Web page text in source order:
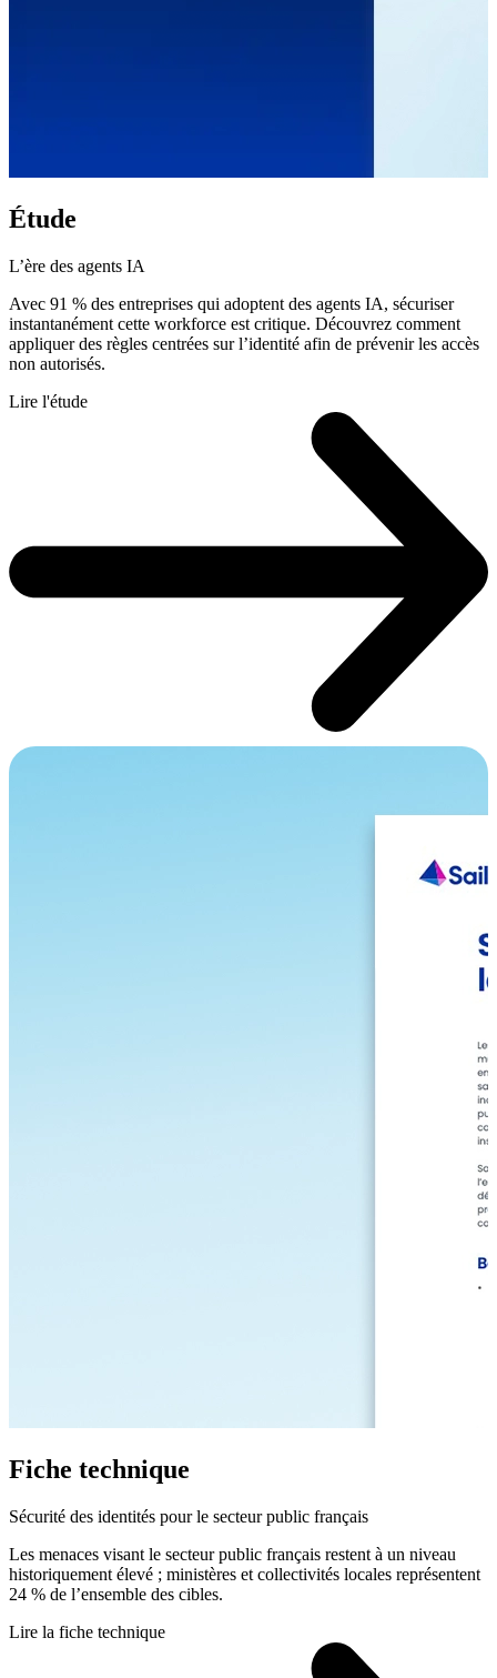
Étude
L’ère des agents IA
Avec 91 % des entreprises qui adoptent des agents IA, sécuriser
instantanément cette workforce est critique. Découvrez comment
appliquer des règles centrées sur l’identité afin de prévenir les accès
non autorisés.
Lire l'étude
Fiche technique
Sécurité des identités pour le secteur public français
Les menaces visant le secteur public français restent à un niveau
historiquement élevé ; ministères et collectivités locales représentent
24 % de l’ensemble des cibles.
Lire la fiche technique